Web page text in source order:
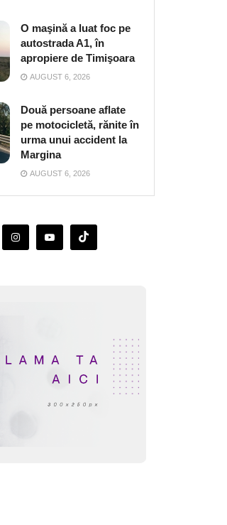
O maşină a luat foc pe
autostrada A1, în
apropiere de Timişoara
AUGUST 6, 2026
Două persoane aflate
pe motocicletă, rănite în
urma unui accident la
Margina
AUGUST 6, 2026